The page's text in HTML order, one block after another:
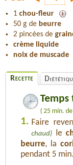
1 chou-fleur
50 g de beurre
2 pincées de
crème liquide
noix de muscade
Recette
( 25 min.
1. Faire
chaud)
le
beurre, la
pendant 5 min.